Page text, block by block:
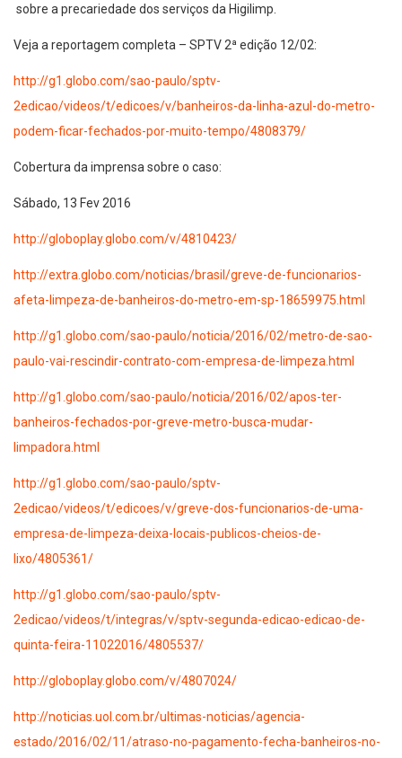
sobre a precariedade dos serviços da Higilimp.
Veja a reportagem completa – SPTV 2ª edição 12/02:
http://g1.globo.com/sao-paulo/sptv-
2edicao/videos/t/edicoes/v/banheiros-da-linha-azul-do-metro-
podem-ficar-fechados-por-muito-tempo/4808379/
Cobertura da imprensa sobre o caso:
Sábado, 13 Fev 2016
http://globoplay.globo.com/v/4810423/
http://extra.globo.com/noticias/brasil/greve-de-funcionarios-
afeta-limpeza-de-banheiros-do-metro-em-sp-18659975.html
http://g1.globo.com/sao-paulo/noticia/2016/02/metro-de-sao-
paulo-vai-rescindir-contrato-com-empresa-de-limpeza.html
http://g1.globo.com/sao-paulo/noticia/2016/02/apos-ter-
banheiros-fechados-por-greve-metro-busca-mudar-
limpadora.html
http://g1.globo.com/sao-paulo/sptv-
2edicao/videos/t/edicoes/v/greve-dos-funcionarios-de-uma-
empresa-de-limpeza-deixa-locais-publicos-cheios-de-
lixo/4805361/
http://g1.globo.com/sao-paulo/sptv-
2edicao/videos/t/integras/v/sptv-segunda-edicao-edicao-de-
quinta-feira-11022016/4805537/
http://globoplay.globo.com/v/4807024/
http://noticias.uol.com.br/ultimas-noticias/agencia-
estado/2016/02/11/atraso-no-pagamento-fecha-banheiros-no-